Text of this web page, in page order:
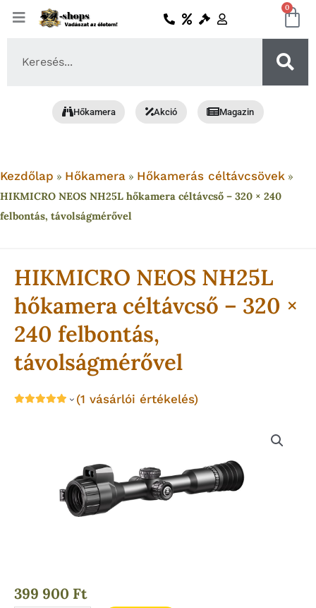
Skip
0
Hőkamera Akció Magazin
Kezdőlap » Hőkamera » Hőkamerás céltávcsövek »
HIKMICRO NEOS NH25L hőkamera céltávcső – 320 × 240
felbontás, távolságmérővel
HIKMICRO NEOS NH25L
hőkamera céltávcső – 320 ×
240 felbontás,
távolságmérővel
(1 vásárlói értékelés)
399 900 Ft